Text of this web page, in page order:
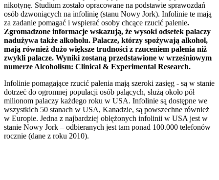
nikotynę. Studium zostało opracowane na podstawie sprawozdań
osób dzwoniących na infolinię (stanu Nowy Jork). Infolinie te mają
za zadanie pomagać i wspierać osoby chcące rzucić palenie.
Zgromadzone informacje wskazują, że wysoki odsetek palaczy
nadużywa także alkoholu. Palacze, którzy spożywają alkohol,
mają również dużo większe trudności z rzuceniem palenia niż
zwykli palacze. Wyniki zostaną przedstawione w wrześniowym
numerze Alcoholism: Clinical & Experimental Research.
Infolinie pomagające rzucić palenia mają szeroki zasięg - są w stanie
dotrzeć do ogromnej populacji osób palących, służą około pół
milionom palaczy każdego roku w USA. Infolinie są dostępne we
wszystkich 50 stanach w USA, Kanadzie, są powszechne również
w Europie. Jedna z najbardziej oblężonych infolinii w USA jest w
stanie Nowy Jork – odbieranych jest tam ponad 100.000 telefonów
rocznie (dane z roku 2010).